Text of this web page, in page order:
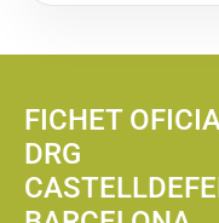
FICHET
DRG